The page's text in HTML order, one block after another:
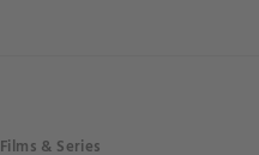
Films & Series